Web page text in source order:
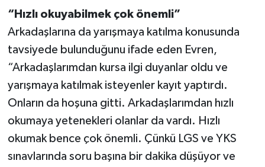
“Hızlı okuyabilmek çok önemli”
Arkadaşlarına da yarışmaya katılma konusunda
tavsiyede bulunduğunu ifade eden Evren,
“Arkadaşlarımdan kursa ilgi duyanlar oldu ve
yarışmaya katılmak isteyenler kayıt yaptırdı.
Onların da hoşuna gitti. Arkadaşlarımdan hızlı
okumaya yetenekleri olanlar da vardı. Hızlı
okumak bence çok önemli. Çünkü LGS ve YKS
sınavlarında soru başına bir dakika düşüyor ve